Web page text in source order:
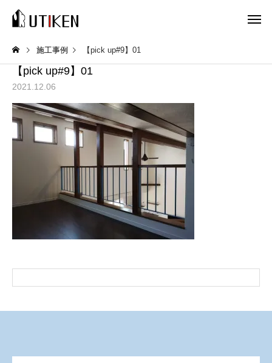
施工事例 【pick up#9】01
【pick up#9】01
2021.12.06